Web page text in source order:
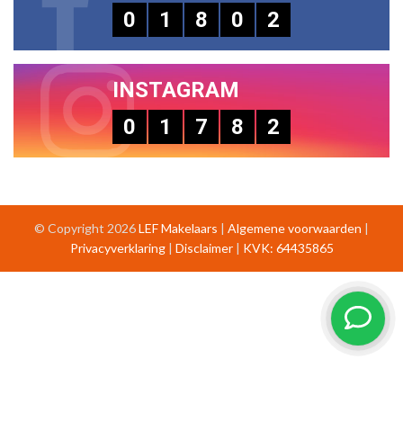
0
1 8 0 2
INSTAGRAM
0
1 7 8 2
© Copyright 2026LEF Makelaars | Algemene voorwaarden |
Privacyverklaring| Disclaimer| KVK: 64435865